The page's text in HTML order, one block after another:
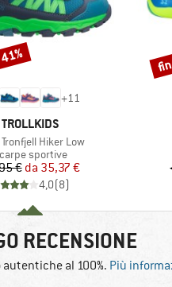
+11
MARCHIO
TROLLKIDS
Hiker Low
di prodotti
sportive
Prezzo
€ Prezzo ridotto
da 35,37 €
4,0(8)
RECENSIONE
al 100%. Più